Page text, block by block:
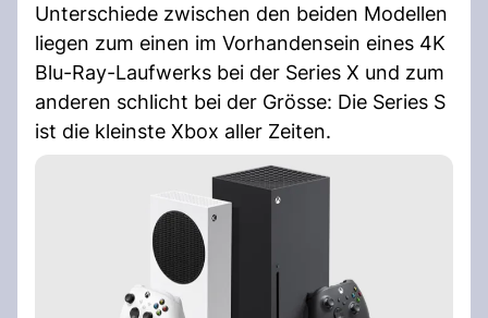
Unterschiede zwischen den beiden Modellen
liegen zum einen im Vorhandensein eines 4K
Blu-Ray-Laufwerks bei der Series X und zum
anderen schlicht bei der Grösse: Die Series S
ist die kleinste Xbox aller Zeiten.